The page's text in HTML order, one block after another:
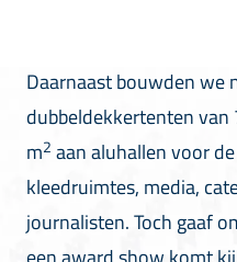
Daarnaast bouwden we
dubbeldekkertenten van
m2 aan aluhallen voor
kleedruimtes, media,
journalisten. Toch gaaf